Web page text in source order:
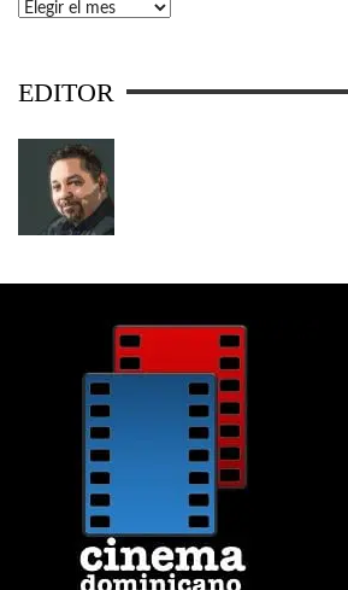
Archivos
EDITOR